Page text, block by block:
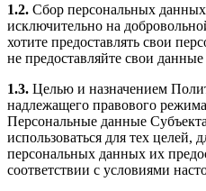
1.2. Сбор персональных данных
исключительно на
хотите предоставлять свои
не предоставляйте свои
1.3. Целью и назначением
надлежащего правового
Персональные данные
использоваться для тех целей,
персональных данных их
соответствии с условиями